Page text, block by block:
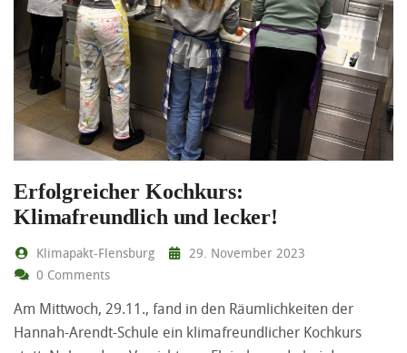
Erfolgreicher Kochkurs:
Klimafreundlich und lecker!
Klimapakt-Flensburg
29. November 2023
0 Comments
Am Mittwoch, 29.11., fand in den Räumlichkeiten der
Hannah-Arendt-Schule ein klimafreundlicher Kochkurs